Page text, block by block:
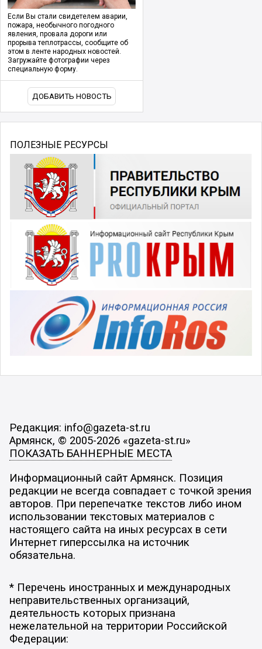
Если Вы стали свидетелем аварии,
пожара, необычного погодного
явления, провала дороги или
прорыва теплотрассы, сообщите об
этом в ленте народных новостей.
Загружайте фотографии через
специальную форму.
ДОБАВИТЬ НОВОСТЬ
ПОЛЕЗНЫЕ РЕСУРСЫ
Редакция: info@gazeta-st.ru
Армянск, © 2005-2026 «gazeta-st.ru»
ПОКАЗАТЬ БАННЕРНЫЕ МЕСТА
Информационный сайт Армянск. Позиция
редакции не всегда совпадает с точкой зрения
авторов. При перепечатке текстов либо ином
использовании текстовых материалов с
настоящего сайта на иных ресурсах в сети
Интернет гиперссылка на источник
обязательна.
* Перечень иностранных и международных
неправительственных организаций,
деятельность которых признана
нежелательной на территории Российской
Федерации: